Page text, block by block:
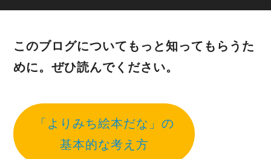
このブログについてもっと知ってもらうた
めに。ぜひ読んでください。
「よりみち絵本だな」の
基本的な考え方